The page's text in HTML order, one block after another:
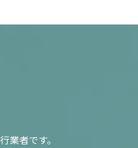
業者です。